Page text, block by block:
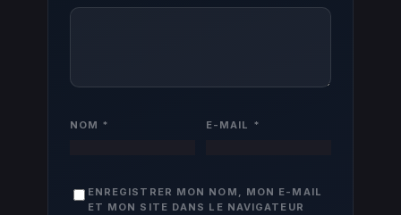
NOM * E-MAIL *
ENREGISTRER MON NOM, MON E-MAIL
ET MON SITE DANS LE NAVIGATEUR